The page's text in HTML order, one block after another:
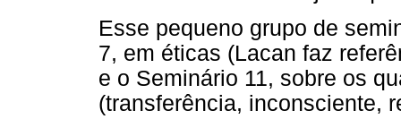
Esse pequeno grupo de
7, em éticas (Lacan faz
e o Seminário 11, sobre os
(transferência, inconsciente,